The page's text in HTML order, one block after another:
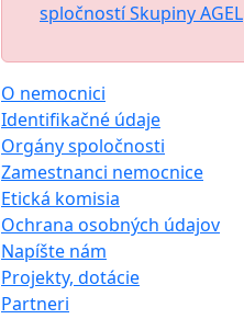
spločností Skupiny AGEL
O nemocnici
Identifikačné údaje
Orgány spoločnosti
Zamestnanci nemocnice
Etická komisia
Ochrana osobných údajov
Napíšte nám
Projekty, dotácie
Partneri